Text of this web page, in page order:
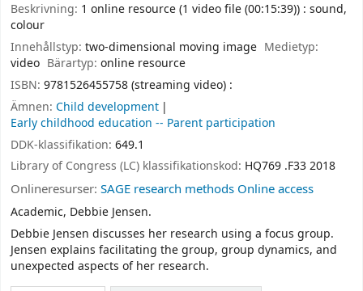
Beskrivning: 1 online resource (1 video file (00:15:39)) : sound,
colour
Innehållstyp: two-dimensional moving image Medietyp:
video Bärartyp:online resource
ISBN: 9781526455758 (streaming video) :
Ämnen: Child development
Early childhood education -- Parent participation
DDK-klassifikation: 649.1
Library of Congress (LC) klassifikationskod: HQ769 .F33 2018
Onlineresurser: SAGE research methods Online access
Academic, Debbie Jensen.
Debbie Jensen discusses her research using a focus group.
Jensen explains facilitating the group, group dynamics, and
unexpected aspects of her research.